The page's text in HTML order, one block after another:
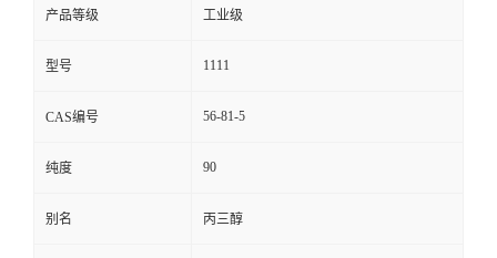
产品等级 工业级
型号 1111
CAS编号 56-81-5
纯度 90
别名 丙三醇